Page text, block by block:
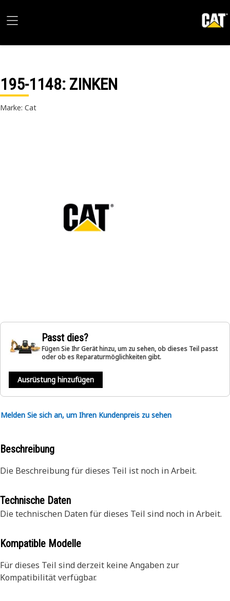
195-1148: ZINKEN
Marke: Cat
Passt dies?
Fügen Sie Ihr Gerät hinzu, um zu sehen, ob dieses Teil passt
oder ob es Reparaturmöglichkeiten gibt.
Ausrüstung hinzufügen
Melden Sie sich an, um Ihren Kundenpreis zu sehen
Beschreibung
Die Beschreibung für dieses Teil ist noch in Arbeit.
Technische Daten
Die technischen Daten für dieses Teil sind noch in Arbeit.
Kompatible Modelle
Für dieses Teil sind derzeit keine Angaben zur
Kompatibilität verfügbar.